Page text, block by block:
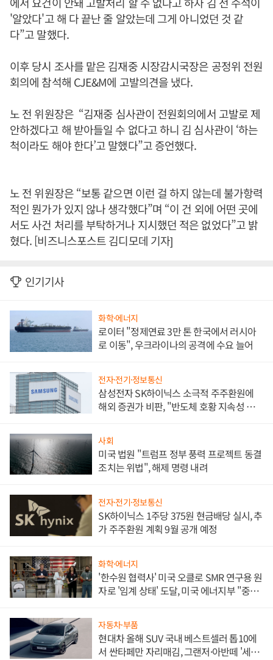
'알았다'고 해 다 끝난 줄 알았는데 그게 아니었던 것 같
다”고 말했다.
이후 당시 조사를 맡은 김재중 시장감시국장은 공정위 전원
회의에 참석해 CJE&M에 고발의견을 냈다.
노 전 위원장은 “김재중 심사관이 전원회의에서 고발로 제
안하겠다고 해 받아들일 수 없다고 하니 김 심사관이 ‘하는
척이라도 해야 한다’고 말했다”고 증언했다.
노 전 위원장은 “보통 같으면 이런 걸 하지 않는데 불가항력
적인 뭔가가 있지 않나 생각했다”며 “이 건 외에 어떤 곳에
서도 사건 처리를 부탁하거나 지시했던 적은 없었다”고 밝
혔다. [비즈니스포스트 김디모데 기자]
인기기사
화학·에너지
로이터 "정제연료 3만 톤 한국에서 러시아
로 이동", 우크라이나의 공격에 수요 늘어
전자·전기·정보통신
삼성전자 SK하이닉스 소극적 주주환원에
해외 증권가 비판, "반도체 호황 지속성 의
사회
미국 법원 "트럼프 정부 풍력 프로젝트 동결
조치는 위법", 해제 명령 내려
전자·전기·정보통신
SK하이닉스 1주당 375원 현금배당 실시, 추
가 주주환원 계획 9월 공개 예정
화학·에너지
'한수원 협력사' 미국 오클로 SMR 연구용 원
자로 '임계 상태' 도달, 미국 에너지부 "중요
자동차·부품
현대차 올해 SUV 국내 베스트셀러 톱10에
서 싼타페만 자리매김, 그랜저·아반떼 '세단